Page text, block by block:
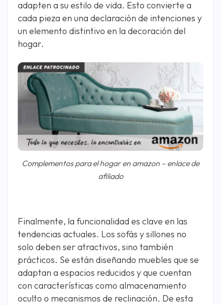
adapten a su estilo de vida. Esto convierte a
cada pieza en una declaración de intenciones y
un elemento distintivo en la decoración del
hogar.
Complementos para el hogar en amazon – enlace de
afiliado
Finalmente, la funcionalidad es clave en las
tendencias actuales. Los sofás y sillones no
solo deben ser atractivos, sino también
prácticos. Se están diseñando muebles que se
adaptan a espacios reducidos y que cuentan
con características como almacenamiento
oculto o mecanismos de reclinación. De esta